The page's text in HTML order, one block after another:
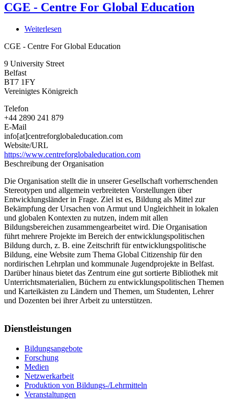
CGE - Centre For Global Education
Weiterlesen
-
For
CGE - Centre For Global Education
9 University Street
Belfast
BT7 1FY
Vereinigtes Königreich
Telefon
+44 2890 241 879
E-Mail
info[at]centreforglobaleducation.com
Website/URL
https://www.centreforglobaleducation.com
Beschreibung der Organisation
Die Organisation stellt die in unserer Gesellschaft vorherrschenden
Stereotypen und allgemein verbreiteten Vorstellungen über
Entwicklungsländer in Frage. Ziel ist es, Bildung als Mittel zur
Bekämpfung der Ursachen von Armut und Ungleichheit in lokalen
und globalen Kontexten zu nutzen, indem mit allen
Bildungsbereichen zusammengearbeitet wird. Die Organisation
führt mehrere Projekte im Bereich der entwicklungspolitischen
Bildung durch, z. B. eine Zeitschrift für entwicklungspolitische
Bildung, eine Website zum Thema Global Citizenship für den
nordirischen Lehrplan und kommunale Jugendprojekte in Belfast.
Darüber hinaus bietet das Zentrum eine gut sortierte Bibliothek mit
Unterrichtsmaterialien, Büchern zu entwicklungspolitischen Themen
und Karteikästen zu Ländern und Themen, um Studenten, Lehrer
und Dozenten bei ihrer Arbeit zu unterstützen.
Dienstleistungen
Bildungsangebote
Forschung
Medien
Netzwerkarbeit
Produktion von Bildungs-/Lehrmitteln
Veranstaltungen